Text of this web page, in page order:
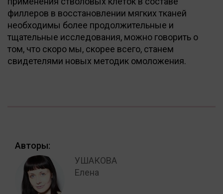
филлеров в восстановлении мягких тканей
необходимы более продолжительные и
тщательные исследования, можно говорить о
том, что скоро мы, скорее всего, станем
свидетелями новых методик омоложения.
Авторы:
УШАКОВА
Елена